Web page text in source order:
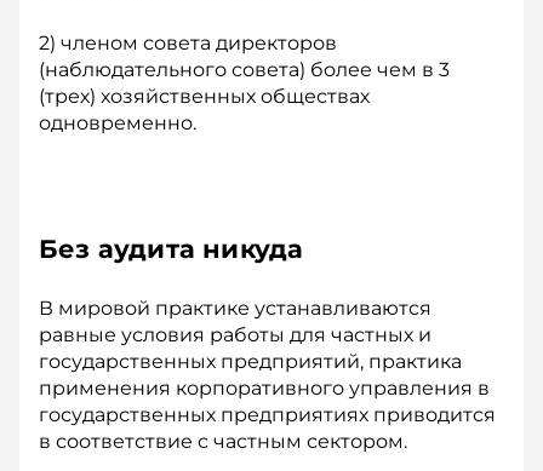
2) членом совета директоров
(наблюдательного совета) более чем в 3
(трех) хозяйственных обществах
одновременно.
Без аудита никуда
В мировой практике устанавливаются
равные условия работы для частных и
государственных предприятий, практика
применения корпоративного управления в
государственных предприятиях приводится
в соответствие с частным сектором.